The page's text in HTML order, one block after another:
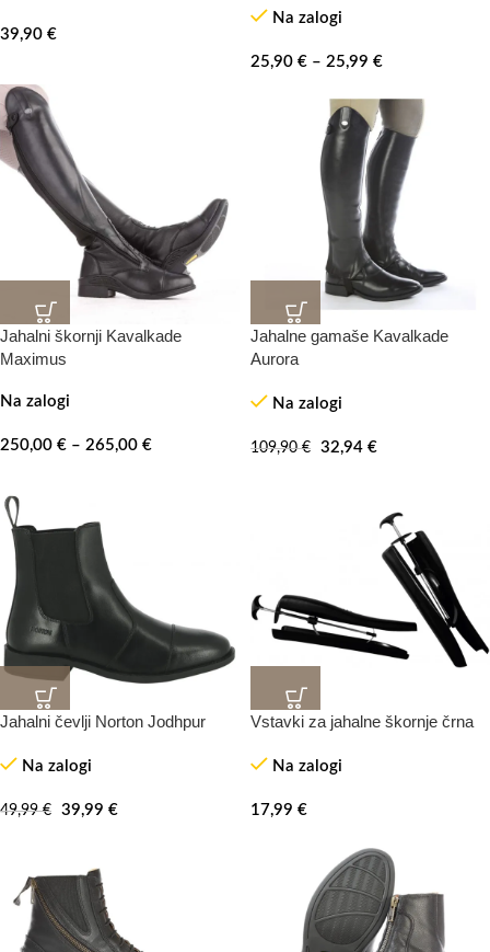
39,90 €
Na zalogi
25,90 € – 25,99 €
Jahalni škornji Kavalkade
Maximus
Na zalogi
250,00 € – 265,00 €
-70%
Jahalne gamaše Kavalkade
Aurora
Na zalogi
109,90€ 32,94 €
Jahalni čevlji Norton Jodhpur
Na zalogi
49,99€ 39,99 €
Vstavki za jahalne škornje črna
Na zalogi
17,99 €